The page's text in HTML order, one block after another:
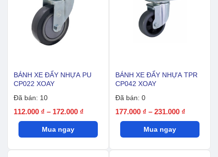
BÁNH XE ĐẨY NHỰA PU
CP022 XOAY
Đã bán: 10
112.000 ₫ – 172.000 ₫
giá:
112.000 ₫
Mua ngay
BÁNH XE ĐẨY NHỰA TPR
CP042 XOAY
Đã bán: 0
177.000 ₫ – 231.000 ₫
giá:
177.000 ₫
Mua ngay